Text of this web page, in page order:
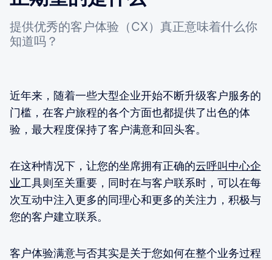
提供优秀的客户体验（CX）真正意味着什么你
知道吗？
近年来，随着一些大型企业开始不断升级客户服务的
门槛，在客户旅程的各个方面也都提供了出色的体
验，最大程度保持了客户满意和回头客。
在这种情况下，让您的坐席拥有正确的云呼叫中心企
业工具则至关重要，同时在与客户联系时，可以在每
次互动中注入更多的同理心和更多的关注力，积极与
您的客户建立联系。
客户体验满意与否其实是关于您如何在整个业务过程